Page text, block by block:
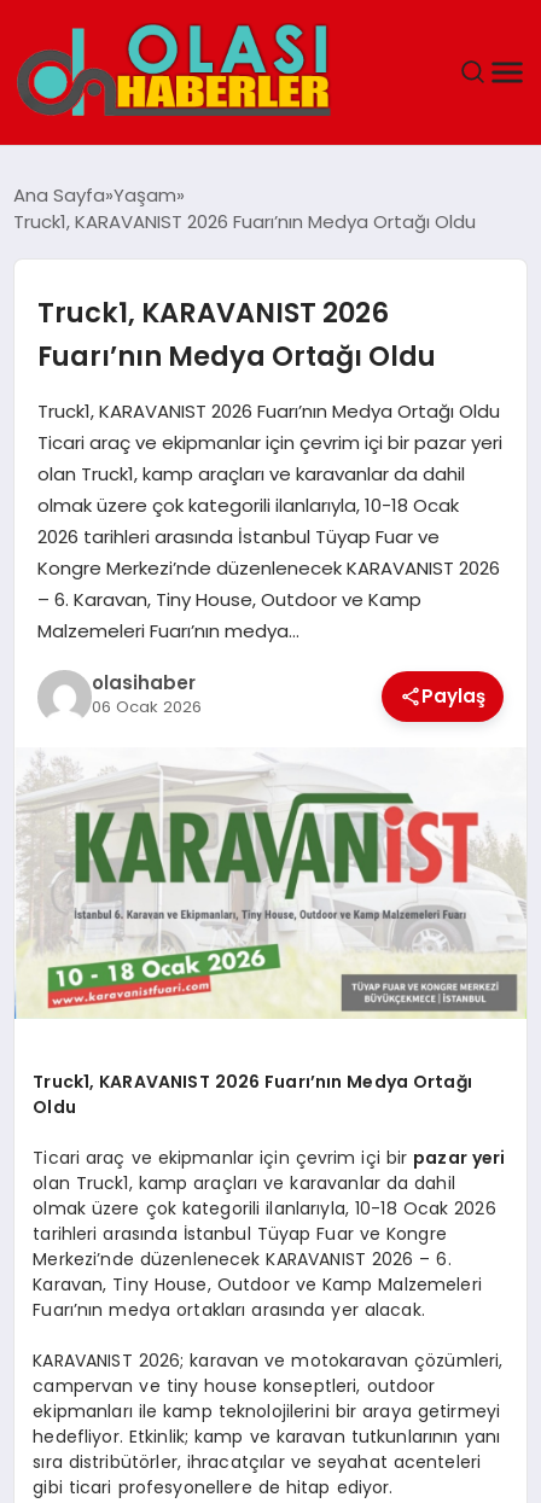
SPOR
DÜNYA
SAĞLIK
TEKNOLOJI
Ana Sayfa Yaşam
Truck1, KARAVANIST 2026 Fuarı’nın Medya Ortağı Oldu
Truck1, KARAVANIST 2026
Fuarı’nın Medya Ortağı Oldu
Truck1, KARAVANIST 2026 Fuarı’nın Medya Ortağı Oldu
Ticari araç ve ekipmanlar için çevrim içi bir pazar yeri
olan Truck1, kamp araçları ve karavanlar da dahil
olmak üzere çok kategorili ilanlarıyla, 10-18 Ocak
2026 tarihleri arasında İstanbul Tüyap Fuar ve
Kongre Merkezi’nde düzenlenecek KARAVANIST 2026
– 6. Karavan, Tiny House, Outdoor ve Kamp
Malzemeleri Fuarı’nın medya…
olasihaber
06 Ocak 2026 Paylaş
Truck1, KARAVANIST 2026 Fuarı’nın Medya Ortağı
Oldu
Ticari araç ve ekipmanlar için çevrim içi bir pazar yeri
olan Truck1, kamp araçları ve karavanlar da dahil
olmak üzere çok kategorili ilanlarıyla, 10-18 Ocak 2026
tarihleri arasında İstanbul Tüyap Fuar ve Kongre
Merkezi’nde düzenlenecek KARAVANIST 2026 – 6.
Karavan, Tiny House, Outdoor ve Kamp Malzemeleri
Fuarı’nın medya ortakları arasında yer alacak.
KARAVANIST 2026; karavan ve motokaravan çözümleri,
campervan ve tiny house konseptleri, outdoor
ekipmanları ile kamp teknolojilerini bir araya getirmeyi
hedefliyor. Etkinlik; kamp ve karavan tutkunlarının yanı
sıra distribütörler, ihracatçılar ve seyahat acenteleri
gibi ticari profesyonellere de hitap ediyor.